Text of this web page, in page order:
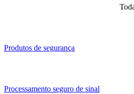
Produtos de segurança
Processamento seguro de sinal